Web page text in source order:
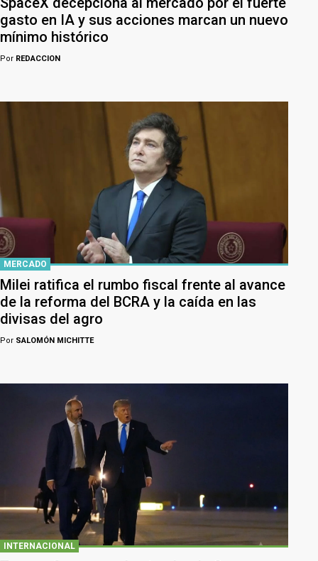
gasto en IA y sus acciones marcan un nuevo
mínimo histórico
Por REDACCION
MERCADO
Milei ratifica el rumbo fiscal frente al avance
de la reforma del BCRA y la caída en las
divisas del agro
Por SALOMÓN MICHITTE
INTERNACIONAL